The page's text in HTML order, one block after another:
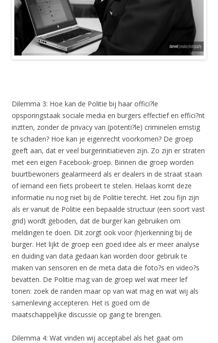
Dilemma 3: Hoe kan de Politie bij haar offici?le
opsporingstaak sociale media en burgers effectief en effici?nt
inztten, zonder de privacy van (potenti?le) criminelen ernstig
te schaden? Hoe kan je eigenrecht voorkomen? De groep
geeft aan, dat er veel burgerinitiatieven zijn. Zo zijn er straten
met een eigen Facebook-groep. Binnen die groep worden
buurtbewoners gealarmeerd als er dealers in de straat staan
of iemand een fiets probeert te stelen. Helaas komt deze
informatie nu nog niet bij de Politie terecht. Het zou fijn zijn
als er vanuit de Politie een bepaalde structuur (een soort vast
grid) wordt geboden, dat de burger kan gebruiken om
meldingen te doen. Dit zorgt ook voor (h)erkenning bij de
burger. Het lijkt de groep een goed idee als er meer analyse
en duiding van data gedaan kan worden door gebruik te
maken van sensoren en de meta data die foto?s en video?s
bevatten. De Politie mag van de groep wel wat meer lef
tonen: zoek de randen maar op van wat mag en wat wij als
samenleving accepteren. Het is goed om de
maatschappelijke discussie op gang te brengen.
Dilemma 4: Wat vinden wij acceptabel als het gaat om